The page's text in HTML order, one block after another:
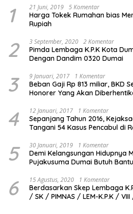
1 21 Juni, 2019 5 Komentar
Harga Tokek Rumahan bias
Rupiah
2 3 September, 2020 2 Komentar
Pimda Lembaga K.P.K Kota
Dengan Dandim 0320 Dumai
3 9 Januari, 2017 1 Komentar
Beban Gaji Rp 813 miliar, BKD
Honorer Yang Akan
4 12 Januari, 2017 1 Komentar
Sepanjang Tahun 2016, Kejaksaan
Tangani 54 Kasus Pencabul di
5 30 Januari, 2019 1 Komentar
Demi Kelangsungan Hidupnya
Pujakusuma Dumai Butuh
6 15 Agustus, 2020 1 Komentar
Berdasarkan Skep Lembaga K.P.K No : 03.05.01.03
/ SK / PIMNAS / LEM-K.P.K /